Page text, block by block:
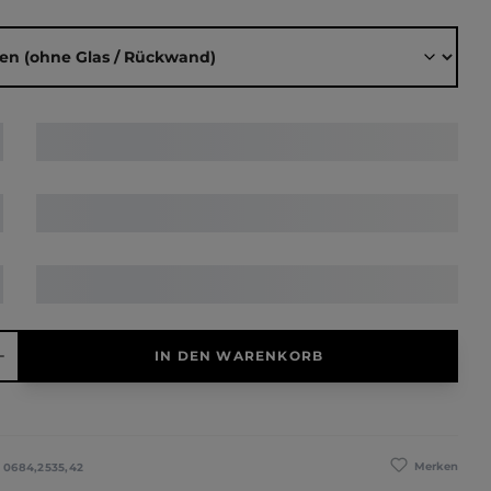
IN DEN WARENKORB
Merken
0684,2535,42